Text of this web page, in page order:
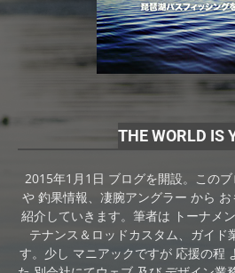
THE WORLD IS
2015年1月1日 ブログを開設。この
や 釣果情報、凄腕アングラー から
紹介していきます。筆者は トーナメ
テナンス＆ロッドカスタム、ガイド
す。少し マニアックですが 応援の程